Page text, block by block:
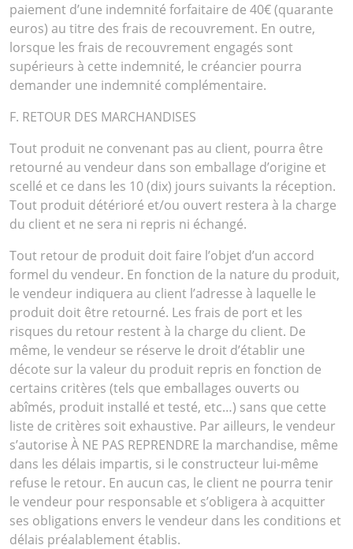
paiement d’une indemnité forfaitaire de 40€ (quarante
euros) au titre des frais de recouvrement. En outre,
lorsque les frais de recouvrement engagés sont
supérieurs à cette indemnité, le créancier pourra
demander une indemnité complémentaire.
F. RETOUR DES MARCHANDISES
Tout produit ne convenant pas au client, pourra être
retourné au vendeur dans son emballage d’origine et
scellé et ce dans les 10 (dix) jours suivants la réception.
Tout produit détérioré et/ou ouvert restera à la charge
du client et ne sera ni repris ni échangé.
Tout retour de produit doit faire l’objet d’un accord
formel du vendeur. En fonction de la nature du produit,
le vendeur indiquera au client l’adresse à laquelle le
produit doit être retourné. Les frais de port et les
risques du retour restent à la charge du client. De
même, le vendeur se réserve le droit d’établir une
décote sur la valeur du produit repris en fonction de
certains critères (tels que emballages ouverts ou
abîmés, produit installé et testé, etc…) sans que cette
liste de critères soit exhaustive. Par ailleurs, le vendeur
s’autorise À NE PAS REPRENDRE la marchandise, même
dans les délais impartis, si le constructeur lui-même
refuse le retour. En aucun cas, le client ne pourra tenir
le vendeur pour responsable et s’obligera à acquitter
ses obligations envers le vendeur dans les conditions et
délais préalablement établis.